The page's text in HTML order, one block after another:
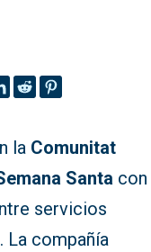
la Comunitat
Santa con
servicios
compañía